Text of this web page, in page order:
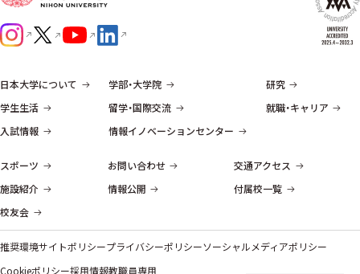
日本大学について 学部・大学院
研究
学生生活
留学・国際交流
就職・キャリア
入試情報
情報イノベーションセンター
スポーツ お問い合わせ
交通アクセス
施設紹介
情報公開
付属校一覧
校友会
推奨環境サイトポリシープライバシーポリシーソーシャルメディアポリシー
Cookieポリシー採用情報教職員専用